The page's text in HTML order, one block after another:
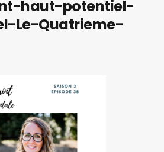
haut-potentiel-
Le-Quatrieme-